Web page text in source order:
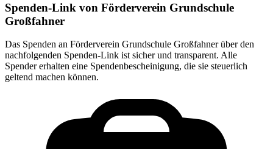
Spenden-Link von Förderverein Grundschule
Großfahner
Das Spenden an Förderverein Grundschule Großfahnerüber den
nachfolgenden Spenden-Link ist sicher und transparent. Alle
Spender erhalten eine Spendenbescheinigung, die sie steuerlich
geltend machen können.